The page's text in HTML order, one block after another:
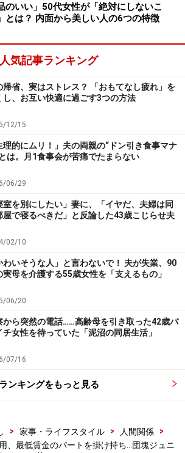
いたから、私もかわいがってもらっ
をあげにいきました。しばらくたって
話したら、『父が亡くなったのは寂し
が入ったの。これで少し生活に余裕が
そうか、そういうこともあるのねと納
遺産がその後の私たち世代の人生を
かもしれませんね」
、まったくといっていいくらい資産
だが、万が一のことがあってもミホ
度しかこないだろうと彼女は言う。
すね。お義父さんが事業を立ち上げ
ま病気で亡くなり、夫は相続放棄し
にすんだというくらいですから。むし
めんどうを誰がどうやって見るのか
は話し合っているくらい」
、代々、縁がないのかもしれない。
らしていければいいだけなのに、どう
のかとミホさんは涙ぐんだ。
パートを掛け持ちしています。夫もが
いので、これから少しは収入があがる
のいい」50代女性が「絶対にしないこ
とは？ 内面から美しい人の6つの特徴
人気記事ランキング
帰省、実はストレス？ 「おもてなし疲れ」を
し、お互い快適に過ごす3つの方法
12/15
理的にムリ！」夫の両親の“ドン引き食事マナ
は。月1食事会が苦痛でたまらない
06/29
室を別にしたい」妻に、「イヤだ、夫婦は同
屋で寝るべきだ」と反論した43歳こじらせ夫
02/10
わいそうな人」と言わないで！ 夫が失業、90
実母を介護する55歳女性を「支えるもの」
06/20
から突然の電話……高齢母を引き取った42歳バ
チ女性を待っていた「泥沼の同居生活」
07/16
ランキングをもっと見る
> 家事・ライフスタイル > 人間関係
>
、最低賃金のパートを掛け持ち…団塊ジュニ